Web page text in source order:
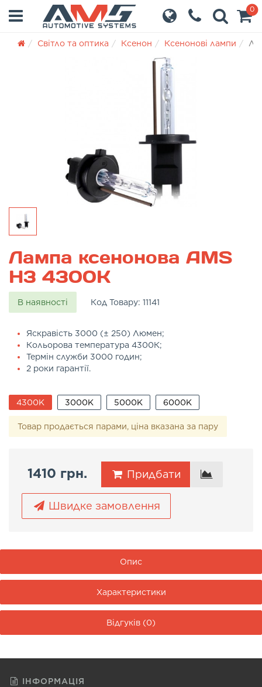
0
Світло та оптика Ксенон Ксенонові лампи
Лампа ксенонова AMS
H3 4300K
В наявності Код Товару: 11141
Яскравість 3000 (± 250) Люмен;
Кольорова температура 4300К;
Термін служби 3000 годин;
2 роки гарантії.
4300K 3000K 5000K 6000K
Товар продається парами, ціна вказана за пару
1410 грн. Придбати
Швидке замовлення
Опис
Характеристики
Відгуків (0)
ІНФОРМАЦІЯ